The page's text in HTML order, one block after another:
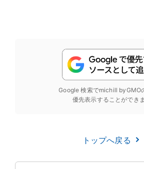
Google 検索でmichill byGMO
優先表示することができ
トップへ戻る